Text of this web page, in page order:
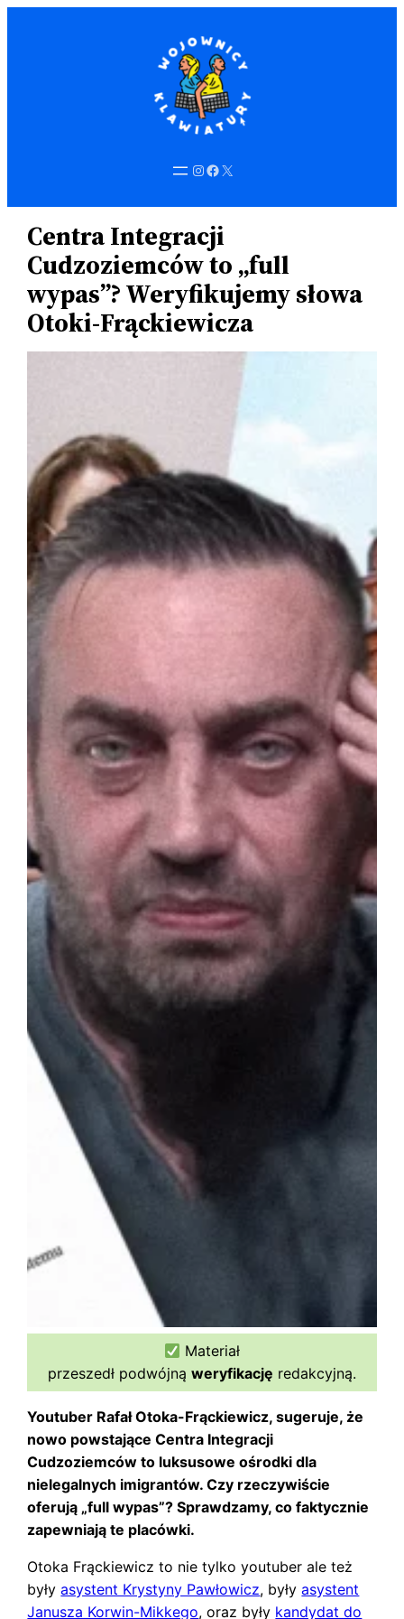
Instagram
Facebook
X
Centra Integracji
Cudzoziemców to „full
wypas”? Weryfikujemy słowa
Otoki-Frąckiewicza
Materiał
przeszedł podwójną weryfikację redakcyjną.
Youtuber Rafał Otoka-Frąckiewicz, sugeruje, że
nowo powstające Centra Integracji
Cudzoziemców to luksusowe ośrodki dla
nielegalnych imigrantów. Czy rzeczywiście
oferują „full wypas”? Sprawdzamy, co faktycznie
zapewniają te placówki.
Otoka Frąckiewicz to nie tylko youtuber ale też
byłyasystent Krystyny Pawłowicz, byłyasystent
Janusza Korwin-Mikkego, oraz były kandydat do